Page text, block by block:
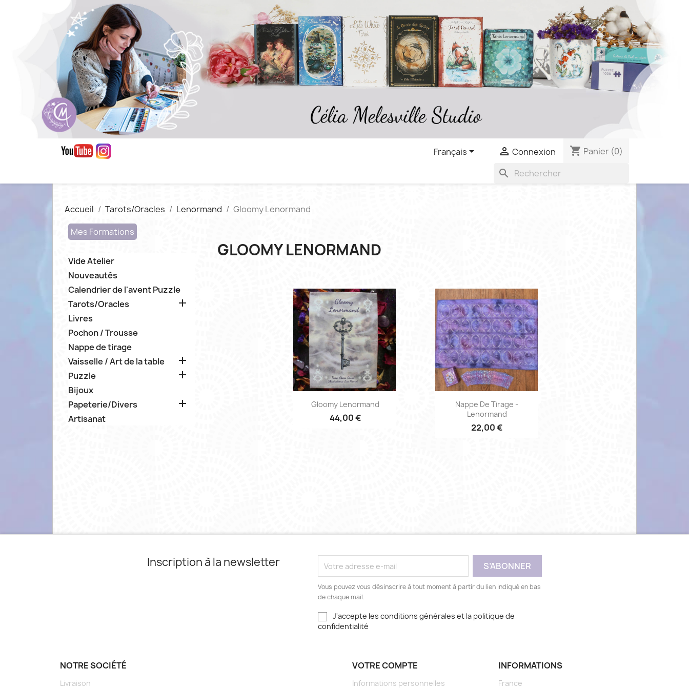
Français  Connexion shopping_cart Panier (0)
search
Accueil Tarots/Oracles Lenormand
Gloomy Lenormand
Mes Formations
Vide Atelier
Nouveautés
Calendrier de l'avent Puzzle
Tarots/Oracles

Livres
Pochon / Trousse
Nappe de tirage
Vaisselle / Art de la table

Puzzle 
Bijoux
Papeterie/Divers

Artisanat
GLOOMY LENORMAND
Aperçu rapide
Gloomy Lenormand
44,00 €
Aperçu rapide
Nappe De Tirage -
Lenormand
22,00 €
Inscription à la newsletter
Vous pouvez vous désinscrire à tout moment à partir du lien indiqué en bas
de chaque mail.
J'accepte les conditions générales et la politique de
confidentialité
NOTRE SOCIÉTÉ
Livraison
VOTRE COMPTE
Informations personnelles
INFORMATIONS
France